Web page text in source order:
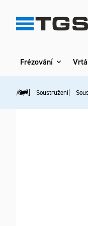
obsah
Frézování
Domů Soustružení